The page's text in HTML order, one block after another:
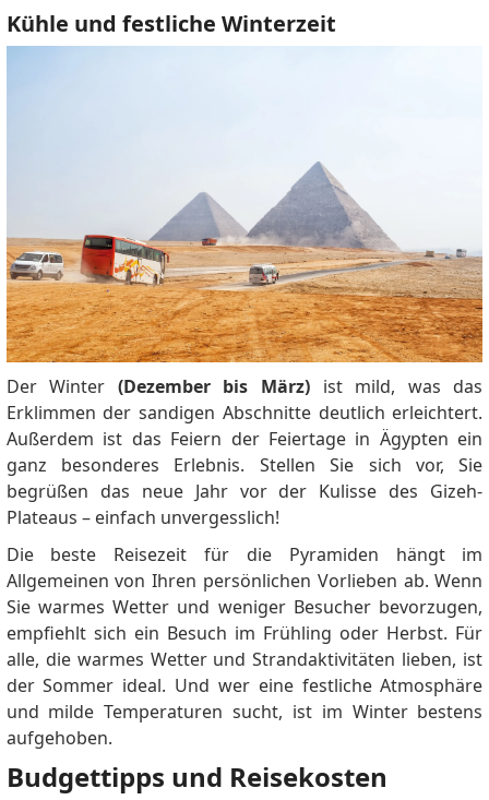
Kühle und festliche Winterzeit
Der Winter (Dezember bis März) ist mild, was das
Erklimmen der sandigen Abschnitte deutlich erleichtert.
Außerdem ist das Feiern der Feiertage in Ägypten ein
ganz besonderes Erlebnis. Stellen Sie sich vor, Sie
begrüßen das neue Jahr vor der Kulisse des Gizeh-
Plateaus – einfach unvergesslich!
Die beste Reisezeit für die Pyramiden hängt im
Allgemeinen von Ihren persönlichen Vorlieben ab. Wenn
Sie warmes Wetter und weniger Besucher bevorzugen,
empfiehlt sich ein Besuch im Frühling oder Herbst. Für
alle, die warmes Wetter und Strandaktivitäten lieben, ist
der Sommer ideal. Und wer eine festliche Atmosphäre
und milde Temperaturen sucht, ist im Winter bestens
aufgehoben.
Budgettipps und Reisekosten